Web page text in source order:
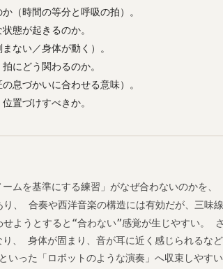
（時間の等分と呼吸の拍）。
態が起きるのか。
ない／身体が動く）。
にどう関わるのか。
息づかいに合わせる意味）。
置づけすべきか。
ムを基準にする練習」がなぜ合わないのかを
り、 合奏や西洋音楽の構造には有効だが、三味
ようとすると“合わない”感覚が生じやすい。
、 身体が固まり、音が耳に近く感じられるな
いった「ロボットのような演奏」へ収束しやす